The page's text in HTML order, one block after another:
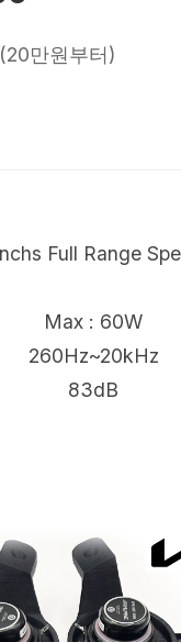
만원부터)
Full Range
Max : 60W
260Hz~20kHz
83dB